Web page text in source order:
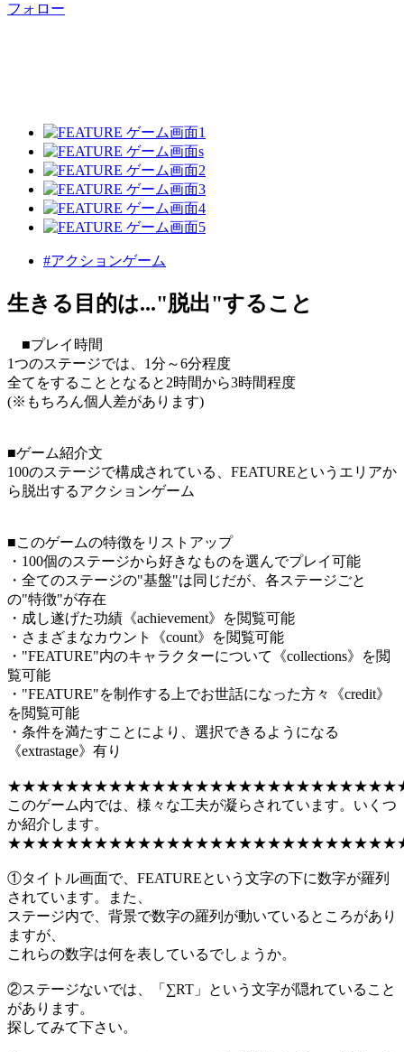
フォロー
#アクションゲーム
生きる目的は..."脱出"すること
■プレイ時間
1つのステージでは、1分～6分程度
全てをすることとなると2時間から3時間程度
(※もちろん個人差があります)
■ゲーム紹介文
100のステージで構成されている、FEATUREというエリアか
ら脱出するアクションゲーム
■このゲームの特徴をリストアップ
・100個のステージから好きなものを選んでプレイ可能
・全てのステージの"基盤"は同じだが、各ステージごと
の"特徴"が存在
・成し遂げた功績《achievement》を閲覧可能
・さまざまなカウント《count》を閲覧可能
・"FEATURE"内のキャラクターについて《collections》を閲
覧可能
・"FEATURE"を制作する上でお世話になった方々《credit》
を閲覧可能
・条件を満たすことにより、選択できるようになる
《extrastage》有り
このゲーム内では、様々な工夫が凝らされています。いくつ
か紹介します。
①タイトル画面で、FEATUREという文字の下に数字が羅列
されています。また、
ステージ内で、背景で数字の羅列が動いているところがあり
ますが、
これらの数字は何を表しているでしょうか。
②ステージないでは、「∑RT」という文字が隠れていること
があります。
探してみて下さい。